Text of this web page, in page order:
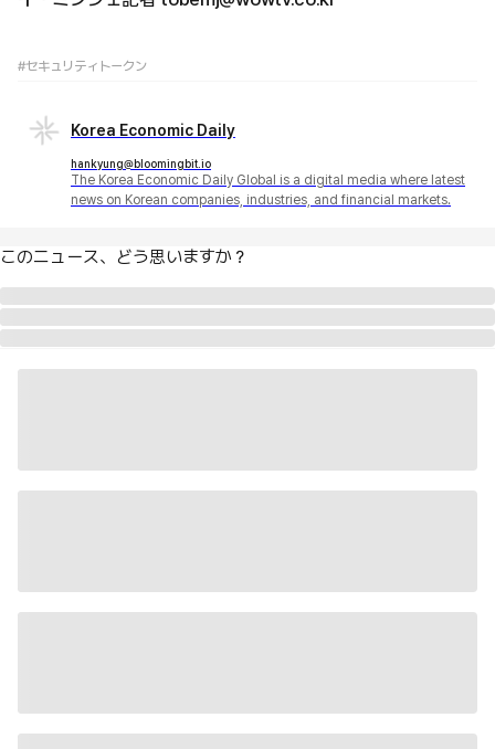
#セキュリティトークン
Korea Economic Daily
hankyung@bloomingbit.io
The Korea Economic Daily Global is a digital media where latest
news on Korean companies, industries, and financial markets.
このニュース、どう思いますか？